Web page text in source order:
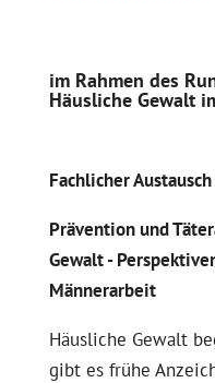
im Rahmen des
Häusliche Gewalt
Fachlicher
Prävention und
Gewalt -
Männerarbeit
Häusliche Gewalt
gibt es frühe